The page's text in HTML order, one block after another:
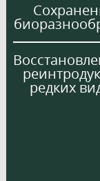
редких